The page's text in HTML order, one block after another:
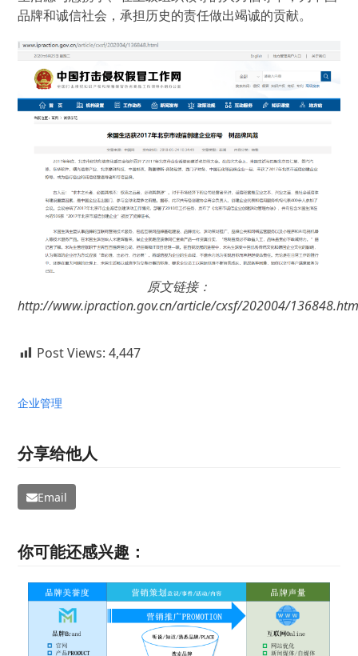
品牌和诚信社会，承担历史的责任做出竭诚的贡献。
原文链接：
http://www.ipraction.gov.cn/article/cxsf/202004/
Post Views: 4,447
企业管理
分享给他人
Email
你可能还感兴趣：